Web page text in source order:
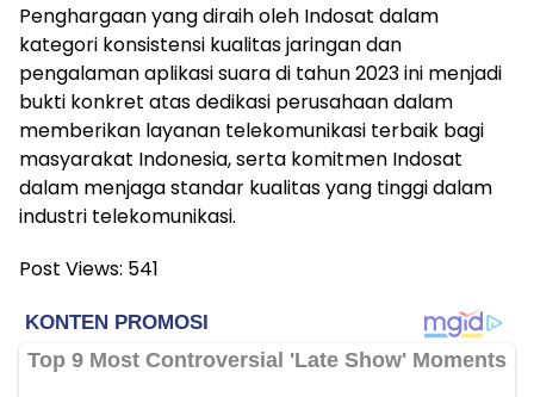
Penghargaan yang diraih oleh Indosat dalam
kategori konsistensi kualitas jaringan dan
pengalaman aplikasi suara di tahun 2023 ini menjadi
bukti konkret atas dedikasi perusahaan dalam
memberikan layanan telekomunikasi terbaik bagi
masyarakat Indonesia, serta komitmen Indosat
dalam menjaga standar kualitas yang tinggi dalam
industri telekomunikasi.
Post Views: 541